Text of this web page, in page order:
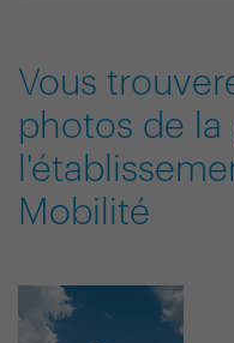
Vous
photos de
Mobilité